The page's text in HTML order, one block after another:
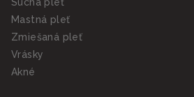
Mastná pleť
Zmiešaná pleť
Vrásky
Akné